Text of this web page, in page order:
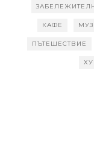
КАФЕ
ПЪТЕШЕСТВИЕ